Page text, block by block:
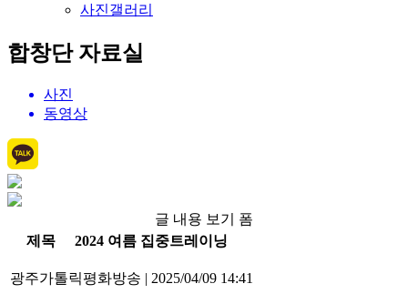
사진갤러리
합창단 자료실
사진
동영상
글 내용 보기 폼
제목
2024 여름 집중트레이닝
광주가톨릭평화방송 | 2025/04/09 14:41